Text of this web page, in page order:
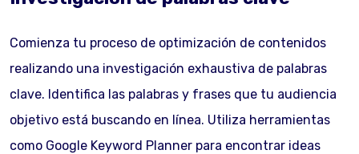
Comienza tu proceso de optimización de contenidos
realizando una investigación exhaustiva de palabras
clave. Identifica las palabras y frases que tu audiencia
objetivo está buscando en línea. Utiliza herramientas
como Google Keyword Planner para encontrar ideas